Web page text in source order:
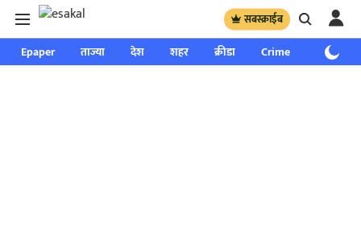
सबस्क्राईब
Epaper ताज्या देश शहर क्रीडा Crime साप्ताहिक